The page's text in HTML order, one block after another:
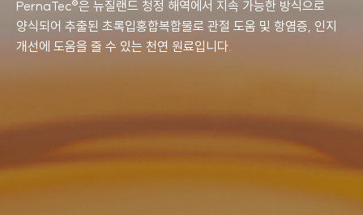
PernaTec®은 뉴질랜드 청정 해역에서 지속 가능한 방식으로
양식되어 추출된 초록입홍합복합물로 관절 도움 및 항염증, 인지
개선에 도움을 줄 수 있는 천연 원료입니다.